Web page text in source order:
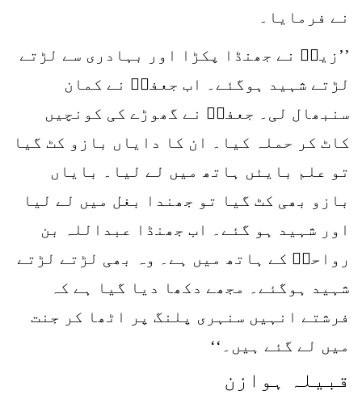
نے فرمایا۔
’’زیدؓ نے جھنڈا پکڑا اور بہادری سے لڑتے
لڑتے شہید ہوگئے۔ اب جعفرؓ نے کمان
سنبھال لی۔ جعفرؓ نے گھوڑے کی کونچیں
کاٹ کر حملہ کیا۔ ان کا دایاں بازو کٹ گیا
تو علم بایئں ہاتھ میں لے لیا۔ بایاں
بازو بھی کٹ گیا تو جھندا بغل میں لے لیا
اور شہید ہو گئے۔ اب جھنڈا عبداللہ بن
رواحہؓ کے ہاتھ میں ہے۔ وہ بھی لڑتے لڑتے
شہید ہوگئے۔ مجھے دکھا دیا گیا ہے کہ
فرشتے انہیں سنہری پلنگ پر اٹھا کر جنت
میں لے گئے ہیں۔‘‘
قبیلہ ہوازن